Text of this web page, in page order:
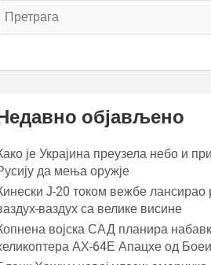
објављено
је Украјина преузела небо и
да мења оружје
Ј-20 током вежбе лансирао
ваздух са велике висине
војска САД планира
АХ-64Е Апацхе од